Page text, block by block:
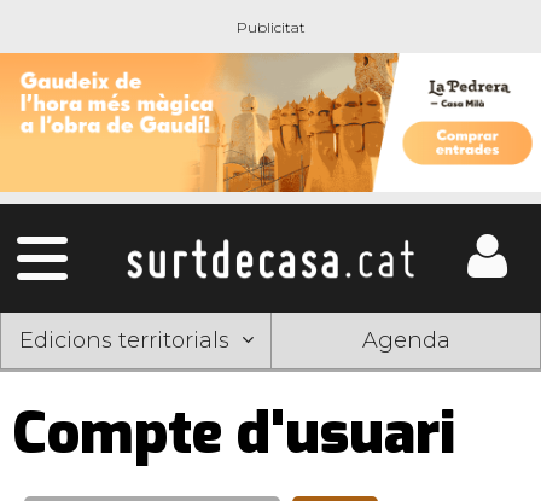
Edicions territorials Agenda
Compte d'usuari
Pestanyes
primàries